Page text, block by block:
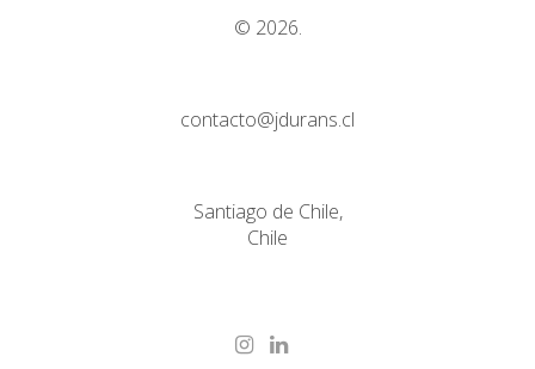
© 2026.
contacto@jdurans.cl
Santiago de Chile,
Chile